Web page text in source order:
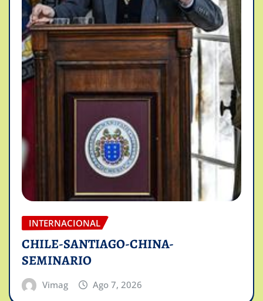
INTERNACIONAL
CHILE-SANTIAGO-CHINA-
SEMINARIO
Vimag Ago 7, 2026